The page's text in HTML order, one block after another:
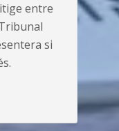
entre
si